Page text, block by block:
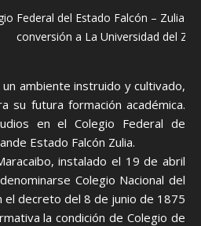
Federal del Estado Falcón – Zulia
conversión a La Universidad del
ambiente instruido y cultivado,
su futura formación académica.
en el Colegio Federal de
Estado Falcón Zulia.
instalado el 19 de abril
Colegio Nacional del
el decreto del 8 de junio de 1875
la condición de Colegio de